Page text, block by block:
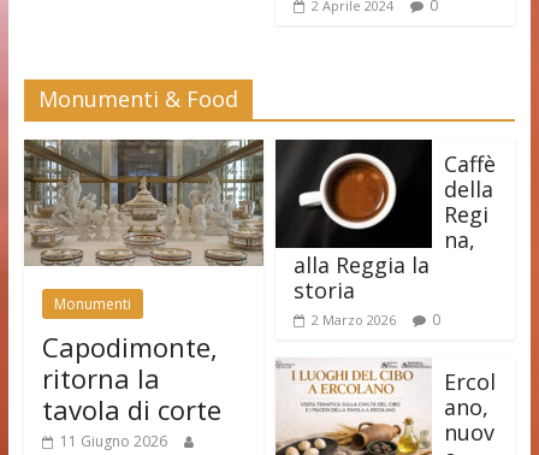
2 Aprile 2024 0
Monumenti & Food
Monumenti
Capodimonte,
ritorna la
tavola di corte
11 Giugno 2026
Caffè
della
Regi
na,
alla Reggia la
storia
2 Marzo 2026 0
Ercol
ano,
nuov